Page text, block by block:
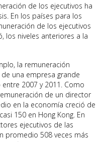
de los ejecutivos ha
En los países para los
de los ejecutivos
los niveles anteriores a la
la remuneración
una empresa grande
2007 y 2011. Como
de un director
en la economía creció de
150 en Hong Kong. En
ejecutivos de las
promedio 508 veces más